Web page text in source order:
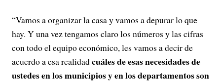
“Vamos a organizar la casa y vamos a depurar lo que
hay. Y una vez tengamos claro los números y las cifras
con todo el equipo económico, les vamos a decir de
acuerdo a esa realidadcuáles de esas necesidades de
ustedes en los municipios y en los departamentos son